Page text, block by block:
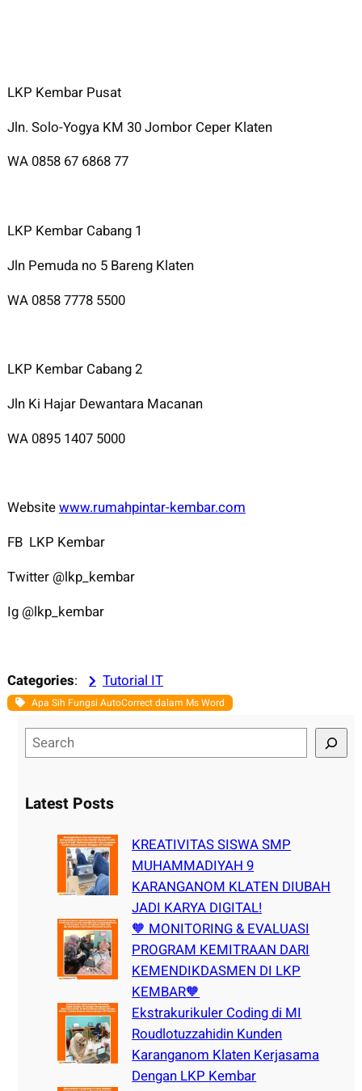
LKP Kembar Pusat
Jln. Solo-Yogya KM 30 Jombor Ceper Klaten
WA 0858 67 6868 77
LKP Kembar Cabang 1
Jln Pemuda no 5 Bareng Klaten
WA 0858 7778 5500
LKP Kembar Cabang 2
Jln Ki Hajar Dewantara Macanan
WA 0895 1407 5000
Websitewww.rumahpintar-kembar.com
FB LKP Kembar
Twitter @lkp_kembar
Ig @lkp_kembar
Categories: Tutorial IT
Apa Sih Fungsi AutoCorrect dalam Ms Word
e
rLatest Posts
KREATIVITAS SISWA SMP
MUHAMMADIYAH 9
KARANGANOM KLATEN DIUBAH
JADI KARYA DIGITAL!
🧡 MONITORING & EVALUASI
PROGRAM KEMITRAAN DARI
KEMENDIKDASMEN DI LKP
KEMBAR🧡
Ekstrakurikuler Coding di MI
Roudlotuzzahidin Kunden
Karanganom Klaten Kerjasama
Dengan LKP Kembar